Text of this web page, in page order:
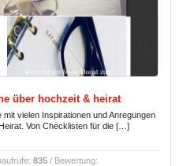
über hochzeit & heirat
vielen Inspirationen und Anregungen
Von Checklisten für die […]
835 / Bewertung: